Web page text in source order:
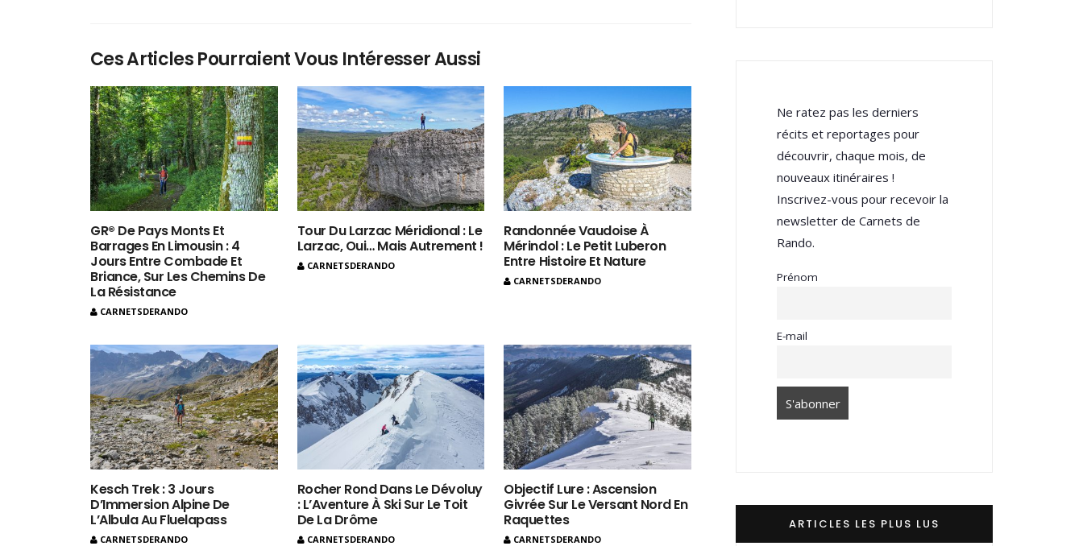
Ces Articles Pourraient Vous Intéresser Aussi
GR® De Pays Monts Et
Barrages En Limousin : 4
Jours Entre Combade Et
Briance, Sur Les Chemins De
La Résistance
CARNETSDERANDO
Tour Du Larzac Méridional : Le
Larzac, Oui… Mais Autrement !
CARNETSDERANDO
Randonnée Vaudoise À
Mérindol : Le Petit Luberon
Entre Histoire Et Nature
CARNETSDERANDO
Kesch Trek : 3 Jours
D’Immersion Alpine De
L’Albula Au Fluelapass
CARNETSDERANDO
Rocher Rond Dans Le Dévoluy
: L’Aventure À Ski Sur Le Toit
De La Drôme
CARNETSDERANDO
Objectif Lure : Ascension
Givrée Sur Le Versant Nord En
Raquettes
CARNETSDERANDO
Ne ratez pas les derniers
récits et reportages pour
découvrir, chaque mois, de
nouveaux itinéraires !
Inscrivez-vous pour recevoir la
newsletter de Carnets de
Rando.
Prénom
E-mail
ARTICLES LES PLUS LUS